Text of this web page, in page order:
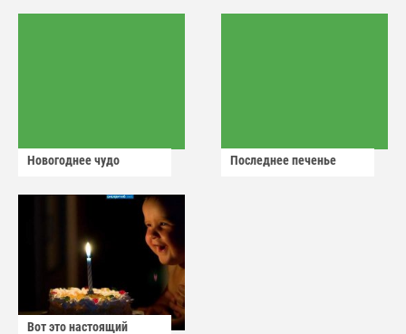
Новогоднее чудо Последнее печенье
Вот это настоящий